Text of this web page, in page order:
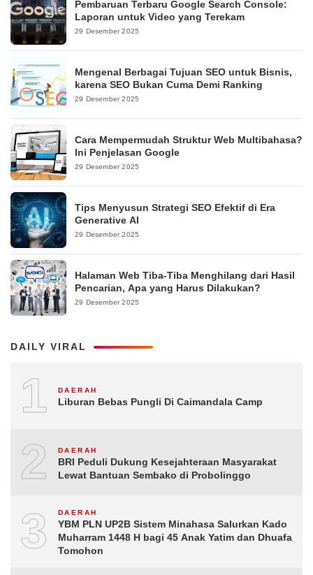
Pembaruan Terbaru Google Search Console:
Laporan untuk Video yang Terekam
29 Desember 2025
Mengenal Berbagai Tujuan SEO untuk Bisnis,
karena SEO Bukan Cuma Demi Ranking
29 Desember 2025
Cara Mempermudah Struktur Web Multibahasa?
Ini Penjelasan Google
29 Desember 2025
Tips Menyusun Strategi SEO Efektif di Era
Generative AI
29 Desember 2025
Halaman Web Tiba-Tiba Menghilang dari Hasil
Pencarian, Apa yang Harus Dilakukan?
29 Desember 2025
DAILY VIRAL
1 DAERAH
Liburan Bebas Pungli Di Caimandala Camp
2 DAERAH
BRI Peduli Dukung Kesejahteraan Masyarakat
Lewat Bantuan Sembako di Probolinggo
3 DAERAH
YBM PLN UP2B Sistem Minahasa Salurkan Kado
Muharram 1448 H bagi 45 Anak Yatim dan Dhuafa
Tomohon